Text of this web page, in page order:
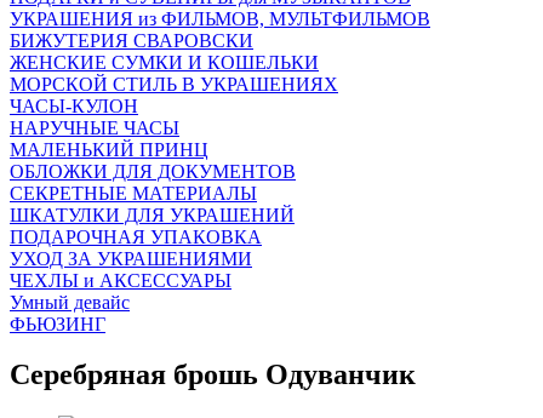
УКРАШЕНИЯ из ФИЛЬМОВ, МУЛЬТФИЛЬМОВ
БИЖУТЕРИЯ СВАРОВСКИ
ЖЕНСКИЕ СУМКИ И КОШЕЛЬКИ
МОРСКОЙ СТИЛЬ В УКРАШЕНИЯХ
ЧАСЫ-КУЛОН
НАРУЧНЫЕ ЧАСЫ
МАЛЕНЬКИЙ ПРИНЦ
ОБЛОЖКИ ДЛЯ ДОКУМЕНТОВ
СЕКРЕТНЫЕ МАТЕРИАЛЫ
ШКАТУЛКИ ДЛЯ УКРАШЕНИЙ
ПОДАРОЧНАЯ УПАКОВКА
УХОД ЗА УКРАШЕНИЯМИ
ЧEХЛЫ и АКСЕССУАРЫ
Умный девайс
ФЬЮЗИНГ
Серебряная брошь Одуванчик